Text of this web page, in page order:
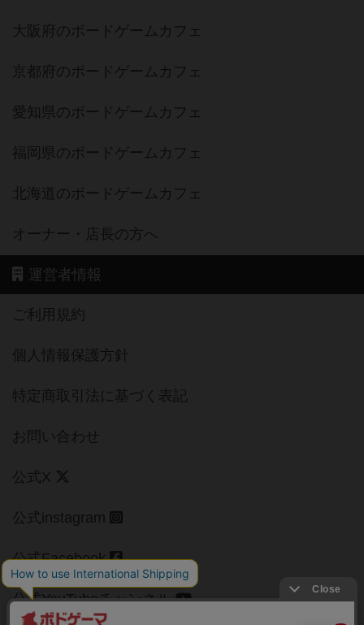
大阪府のボードゲームカフェ
京都府のボードゲームカフェ
愛知県のボードゲームカフェ
福岡県のボードゲームカフェ
北海道のボードゲームカフェ
オーナー・店長の方へ
運営者情報
ご利用規約
個人情報保護方針
特定商取引法に基づく表記
お問い合わせ
公式X
公式instagram
公式Facebook
公式YouTubeチャンネル